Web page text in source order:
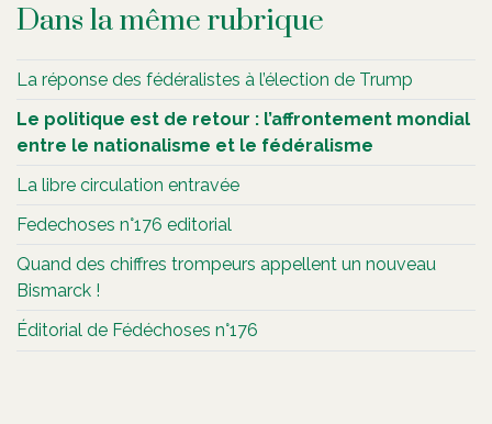
Dans la même rubrique
La réponse des fédéralistes à l’élection de Trump
Le politique est de retour : l’affrontement mondial
entre le nationalisme et le fédéralisme
La libre circulation entravée
Fedechoses n°176 editorial
Quand des chiffres trompeurs appellent un nouveau
Bismarck !
Éditorial de Fédéchoses n°176